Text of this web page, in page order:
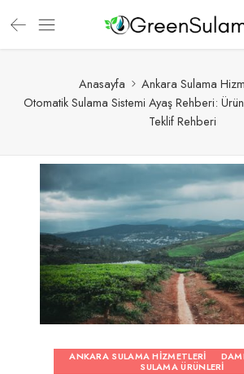
Anasayfa
Ankara Sulama
Otomatik Sulama Sistemi Ayaş Rehberi:
Teklif Rehberi
ANKARA SULAMA HIZMETLERI
SULAMA ÜRÜNLERI